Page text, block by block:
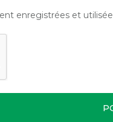
enregistrées et